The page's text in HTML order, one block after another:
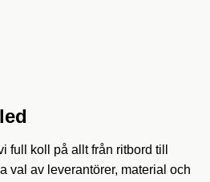
full koll på allt från ritbord till
val av leverantörer, material och